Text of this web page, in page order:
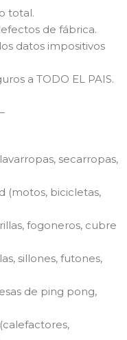
total.
de fábrica.
datos impositivos
a TODO EL PAIS.
secarropas,
(motos, bicicletas,
fogoneros, cubre
sillones, futones,
de ping pong,